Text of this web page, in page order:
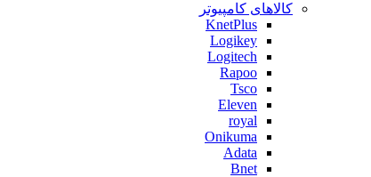
کالاهای کامپیوتر
KnetPlus
Logikey
Logitech
Rapoo
Tsco
Eleven
royal
Onikuma
Adata
Bnet